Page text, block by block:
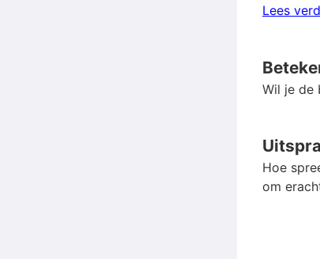
Lees
Wil je de
Hoe
om